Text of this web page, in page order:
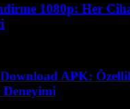
1080p: Her
APK: